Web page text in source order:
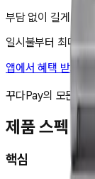
부담 없이 길게 나
일시불부터 최대
앱에서 혜택 받고 구
꾸다Pay의 모든 제
제품 스펙
핵심